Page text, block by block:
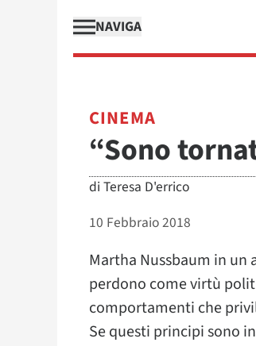
NAVIGA
CINEMA
“Sono
di Teresa D'errico
10 Febbraio 2018
Martha Nussbaum in un
perdono come virtù
comportamenti che
Se questi principi sono